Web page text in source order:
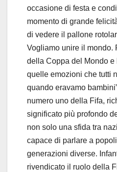
occasione di festa e
momento di grande
di vedere il pallone
Vogliamo unire il mondo.
della Coppa del Mondo
quelle emozioni che tutti
quando eravamo
numero uno della Fifa,
significato più profondo
non solo una sfida tra
capace di parlare a
generazioni diverse.
rivendicato il ruolo della